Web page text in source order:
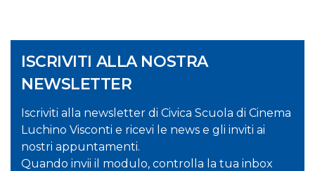
ISCRIVITI ALLA NOSTRA
NEWSLETTER
Iscriviti alla newsletter di Civica Scuola di Cinema
Luchino Visconti e ricevi le news e gli inviti ai
nostri appuntamenti.
Quando invii il modulo, controlla la tua inbox